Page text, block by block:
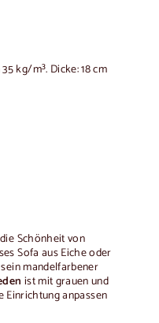
kg/m³. Dicke: 18 cm
Schönheit von
Sofa aus Eiche oder
mandelfarbener
ist mit grauen und
Einrichtung anpassen